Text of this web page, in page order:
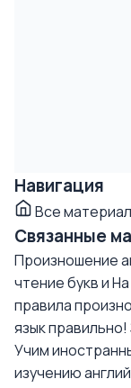
Навигация
Все
Связанные
Произношение
чтение букв и
правила
язык правильно!
Учим
изучению